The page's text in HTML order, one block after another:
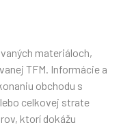
materiáloch,
TFM. Informácie a
obchodu s
celkovej strate
ktorí dokážu